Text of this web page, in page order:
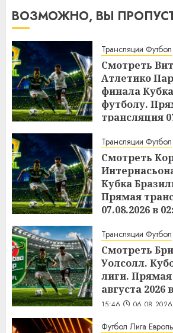
ВОЗМОЖНО, ВЫ
Трансляции Футбол
Смотреть
Атлетико
финала
футболу.
трансляция
Трансляции Футбол
Смотреть
Кубка
Прямая
07.08.2026 в
Трансляции Футбол
Смотреть
Уолсолл.
лиги.
августа 2026
15:46 06.08.2026
Футбол Лига